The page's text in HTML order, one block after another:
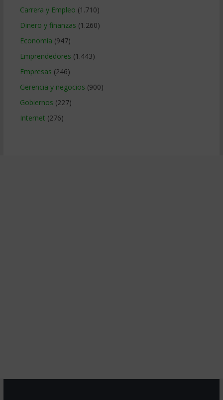
Carrera y Empleo (1.710)
Dinero y finanzas (1.260)
Economía (947)
Emprendedores (1.443)
Empresas (246)
Gerencia y negocios (900)
Gobiernos (227)
Internet (276)